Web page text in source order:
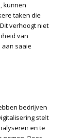
kunnen
taken die
verhoogt niet
van
saaie
bedrijven
stelt
en te